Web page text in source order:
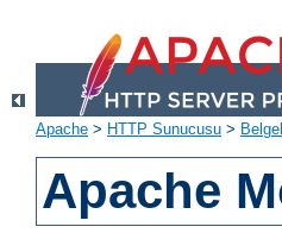
Apache > HTTP Sunucusu >
Apache